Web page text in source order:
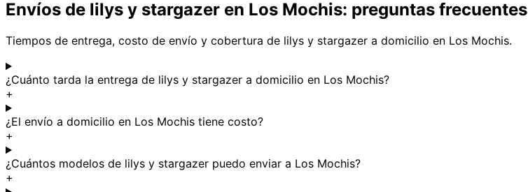
Envíos de lilys y stargazer en Los Mochis: preguntas frecuentes
Tiempos de entrega, costo de envío y cobertura de lilys y stargazer a domicilio en Los Mochis.
¿Cuánto tarda la entrega de lilys y stargazer a domicilio en Los Mochis?
+
¿El envío a domicilio en Los Mochis tiene costo?
+
¿Cuántos modelos de lilys y stargazer puedo enviar a Los Mochis?
+